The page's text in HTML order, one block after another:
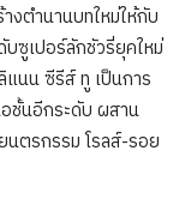
ตำนานบทใหม่ให้กับ
ซูเปอร์ลักชัวรี่ยุคใหม่
แนน ซีรีส์ ทู เป็นการ
ชั้นอีกระดับ ผสาน
ตรกรรม โรลส์-รอย